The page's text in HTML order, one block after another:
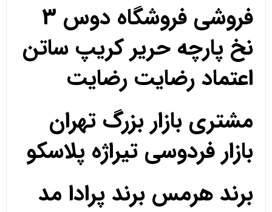
فروشی فروشگاه دوس 3
نخ پارچه حریر کریپ ساتن
اعتماد رضایت رضایت
مشتری بازار بزرگ تهران
بازار فردوسی تیراژه پلاسکو
برند هرمس برند پرادا مد